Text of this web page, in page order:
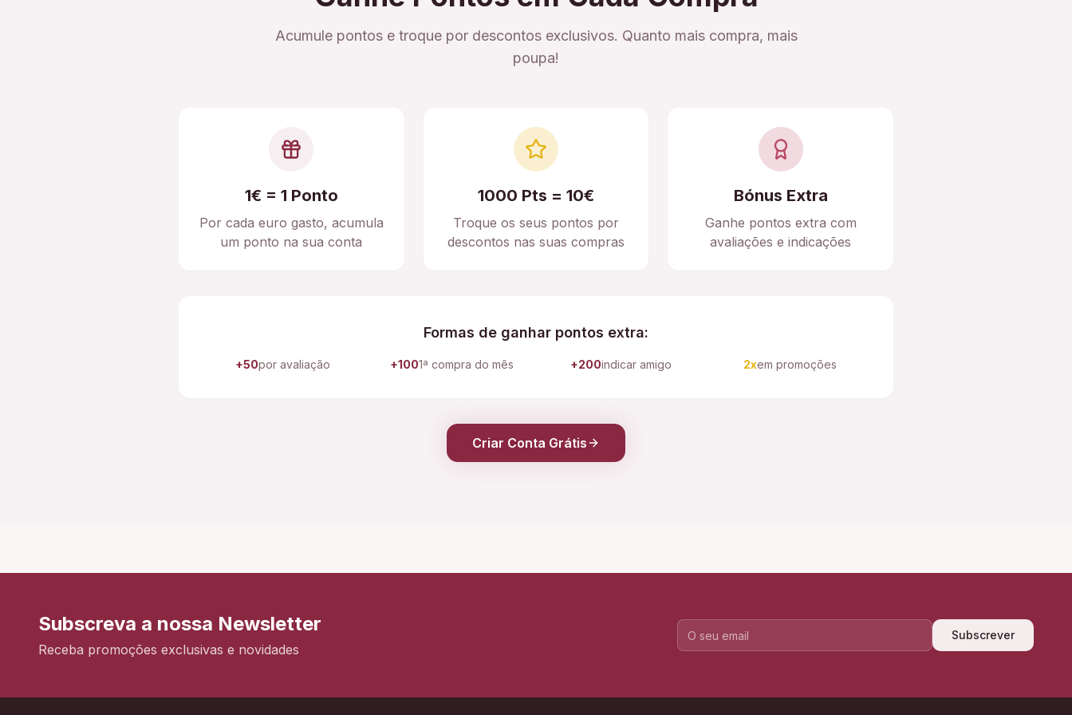
Acumule pontos e troque por descontos exclusivos. Quanto mais compra, mais
poupa!
1€ = 1 Ponto
Por cada euro gasto, acumula
um ponto na sua conta
1000 Pts = 10€
Troque os seus pontos por
descontos nas suas compras
Bónus Extra
Ganhe pontos extra com
avaliações e indicações
Formas de ganhar pontos extra:
+50por avaliação +1001ª compra do mês +200indicar amigo 2xem promoções
Criar Conta Grátis
Subscreva a nossa Newsletter
Receba promoções exclusivas e novidades
Subscrever